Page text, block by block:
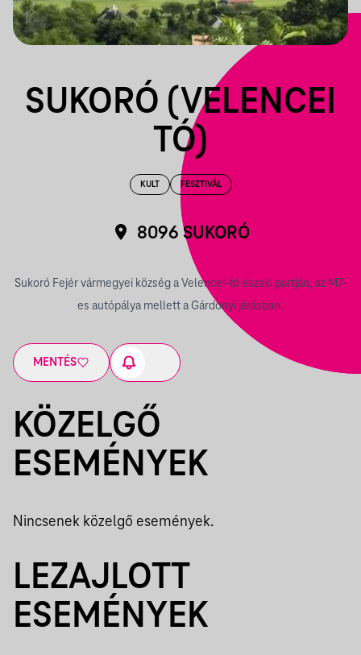
SUKORÓ (VELENCEI
TÓ)
KULT FESZTIVÁL
8096 SUKORÓ
Sukoró Fejér vármegyei község a Velencei-tó északi partján, az M7-
es autópálya mellett a Gárdonyi járásban.
MENTÉS
KÖZELGŐ
ESEMÉNYEK
Nincsenek közelgő események.
LEZAJLOTT
ESEMÉNYEK